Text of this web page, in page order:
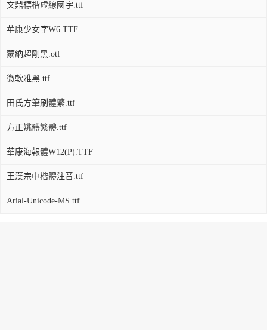
文鼎標楷虛線國字.ttf
華康少女字W6.TTF
蒙納超剛黑.otf
微軟雅黑.ttf
田氏方筆刷體繁.ttf
方正姚體繁體.ttf
華康海報體W12(P).TTF
王漢宗中楷體注音.ttf
Arial-Unicode-MS.ttf